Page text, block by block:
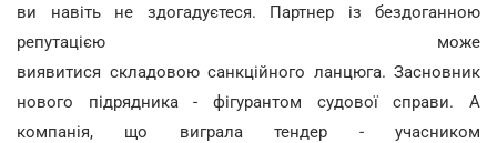
ви навіть не здогадуєтеся. Партнер із бездоганною
репутацією може
виявитися складовою санкційного ланцюга. Засновник
нового підрядника - фігурантом судової справи. А
компанія, що виграла тендер - учасником